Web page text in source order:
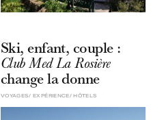
Ski, enfant, couple :
Club Med La Rosière
change la donne
EXPÉRIENCE HÔTELS
VOYAGES